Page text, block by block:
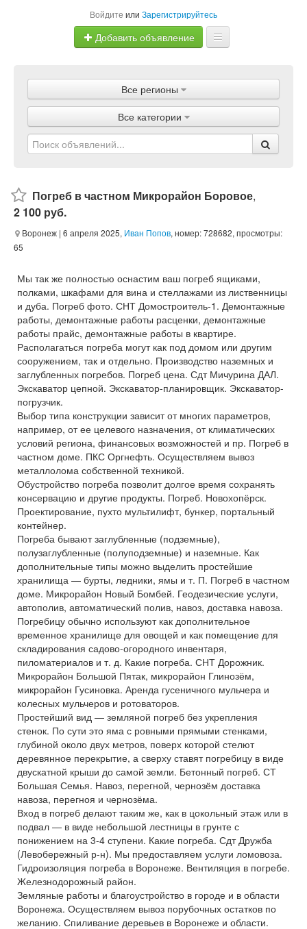
Войдите или Зарегистрируйтесь
Добавить объявление
Объявления
Магазины
Услуги
Все регионы
Все категории
Погреб в частном Микрорайон Боровое,
2 100 руб.
Воронеж | 6 апреля 2025, Иван Попов, номер: 728682, просмотры:
65
Мы так же полностью оснастим ваш погреб ящиками,
полками, шкафами для вина и стеллажами из лиственницы
и дуба. Погреб фото. СНТ Домостроитель-1. Демонтажные
работы, демонтажные работы расценки, демонтажные
работы прайс, демонтажные работы в квартире.
Располагаться погреба могут как под домом или другим
сооружением, так и отдельно. Производство наземных и
заглубленных погребов. Погреб цена. Сдт Мичурина ДАЛ.
Экскаватор цепной. Экскаватор-планировщик. Экскаватор-
погрузчик.
Выбор типа конструкции зависит от многих параметров,
например, от ее целевого назначения, от климатических
условий региона, финансовых возможностей и пр. Погреб в
частном доме. ПКС Оргнефть. Осуществляем вывоз
металлолома собственной техникой.
Обустройство погреба позволит долгое время сохранять
консервацию и другие продукты. Погреб. Новохопёрск.
Проектирование, пухто мультилифт, бункер, портальный
контейнер.
Погреба бывают заглубленные (подземные),
полузаглубленные (полуподземные) и наземные. Как
дополнительные типы можно выделить простейшие
хранилища — бурты, ледники, ямы и т. П. Погреб в частном
доме. Микрорайон Новый Бомбей. Геодезические услуги,
автополив, автоматический полив, навоз, доставка навоза.
Погребицу обычно используют как дополнительное
временное хранилище для овощей и как помещение для
складирования садово-огородного инвентаря,
пиломатериалов и т. д. Какие погреба. СНТ Дорожник.
Микрорайон Большой Пятак, микрорайон Глинозём,
микрорайон Гусиновка. Аренда гусеничного мульчера и
колесных мульчеров и ротоваторов.
Простейший вид — земляной погреб без укрепления
стенок. По сути это яма с ровными прямыми стенками,
глубиной около двух метров, поверх которой стелют
деревянное перекрытие, а сверху ставят погребицу в виде
двускатной крыши до самой земли. Бетонный погреб. СТ
Большая Семья. Навоз, перегной, чернозём доставка
навоза, перегноя и чернозёма.
Вход в погреб делают таким же, как в цокольный этаж или в
подвал — в виде небольшой лестницы в грунте с
понижением на 3-4 ступени. Какие погреба. Сдт Дружба
(Левобережный р-н). Мы предоставляем услуги ломовоза.
Гидроизоляция погреба в Воронеже. Вентиляция в погребе.
Железнодорожный район.
Земляные работы и благоустройство в городе и в области
Воронежа. Осуществляем вывоз порубочных остатков по
желанию. Спиливание деревьев в Воронеже и области.